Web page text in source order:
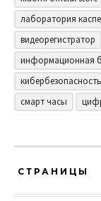
лаборатория
видеорегистратор
информационная
кибербезопасность
смарт часы
СТРАНИЦЫ